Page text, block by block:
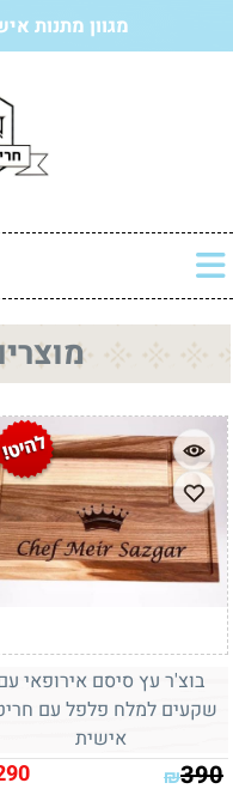
מגוון מתנות
בוצ'ר עץ סיסם אירופאי
שקעים למלח פלפל עם
אישית
₪390